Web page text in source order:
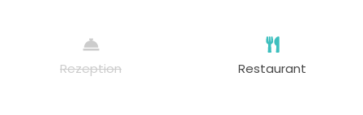
Rezeption Restaurant